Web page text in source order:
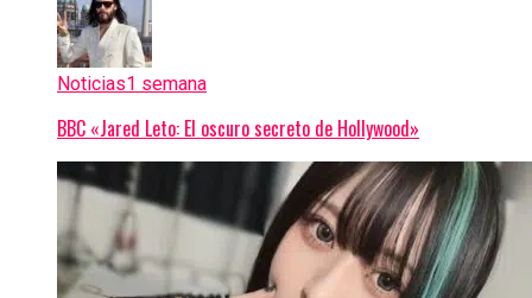
Noticias1 semana
BBC «Jared Leto: El oscuro secreto de Hollywood»